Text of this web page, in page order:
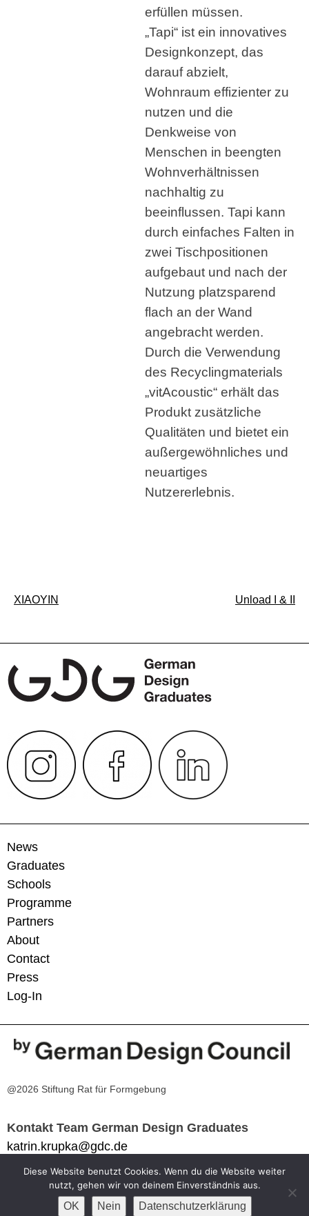
erfüllen müssen.
„Tapi“ ist ein innovatives
Designkonzept, das
darauf abzielt,
Wohnraum effizienter zu
nutzen und die
Denkweise von
Menschen in beengten
Wohnverhältnissen
nachhaltig zu
beeinflussen. Tapi kann
durch einfaches Falten in
zwei Tischpositionen
aufgebaut und nach der
Nutzung platzsparend
flach an der Wand
angebracht werden.
Durch die Verwendung
des Recyclingmaterials
„vitAcoustic“ erhält das
Produkt zusätzliche
Qualitäten und bietet ein
außergewöhnliches und
neuartiges
Nutzererlebnis.
Beitragsnavigation
XIAOYIN Unload I & II
News
Graduates
Schools
Programme
Partners
About
Contact
Press
Log-In
@2026 Stiftung Rat für Formgebung
Kontakt Team German Design Graduates
katrin.krupka@gdc.de
Impressum
Datenschutzerklärung
Diese Website benutzt Cookies. Wenn du die Website weiter
nutzt, gehen wir von deinem Einverständnis aus.
OK Nein Datenschutzerklärung